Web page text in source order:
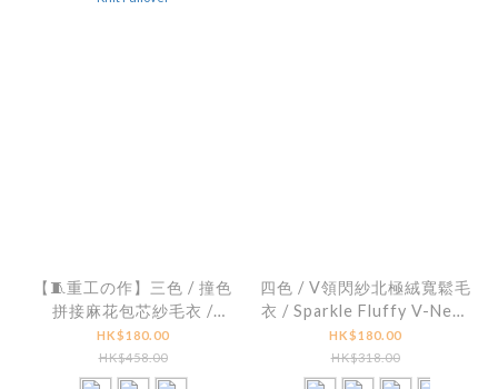
【🧵重工の作】三色 / 撞色
拼接麻花包芯紗毛衣 /
Color-block Patchwork
Cable-Knit Pullover
HK$180.00
HK$458.00
四色 / V領閃紗北極絨寬鬆毛
衣 / Sparkle Fluffy V-Neck
Knit Sweater
HK$180.00
HK$318.00